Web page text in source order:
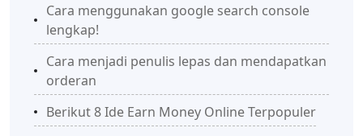
Cara menggunakan google search console
lengkap!
Cara menjadi penulis lepas dan mendapatkan
orderan
Berikut 8 Ide Earn Money Online Terpopuler